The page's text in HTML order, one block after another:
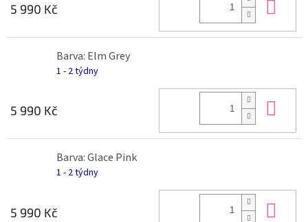
5 990 Kč
Barva: Elm Grey
1 - 2 týdny
5 990 Kč
Barva: Glace Pink
1 - 2 týdny
5 990 Kč